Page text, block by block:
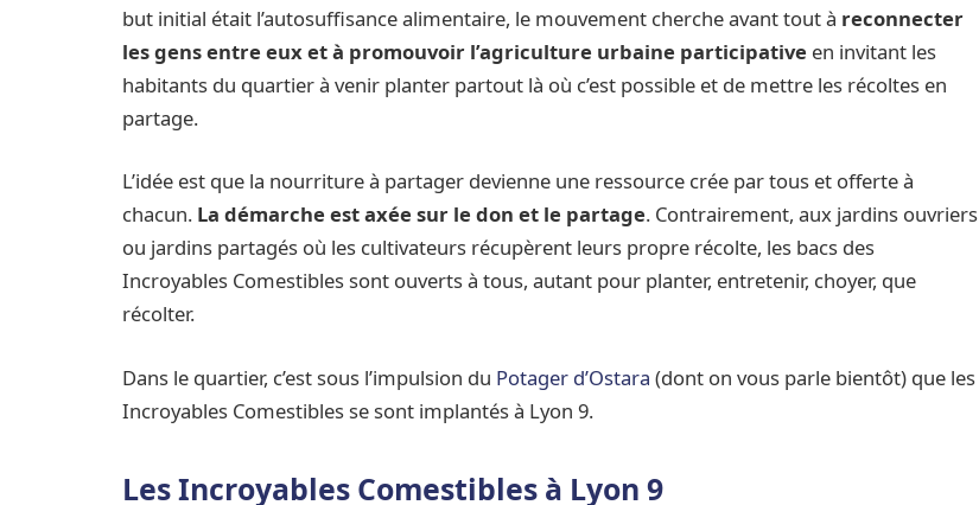
but initial était l’autosuffisance alimentaire, le mouvement cherche avant tout à reconnecter
les gens entre eux et à promouvoir l’agriculture urbaine participative en invitant les
habitants du quartier à venir planter partout là où c’est possible et de mettre les récoltes en
partage.
L’idée est que la nourriture à partager devienne une ressource crée par tous et offerte à
chacun. La démarche est axée sur le don et le partage. Contrairement, aux jardins ouvriers
ou jardins partagés où les cultivateurs récupèrent leurs propre récolte, les bacs des
Incroyables Comestibles sont ouverts à tous, autant pour planter, entretenir, choyer, que
récolter.
Dans le quartier, c’est sous l’impulsion du Potager d’Ostara (dont on vous parle bientôt) que les
Incroyables Comestibles se sont implantés à Lyon 9.
Les Incroyables Comestibles à Lyon 9